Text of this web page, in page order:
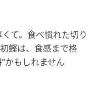
て。食べ慣れた切り
鰹は、食感まで格
かもしれません